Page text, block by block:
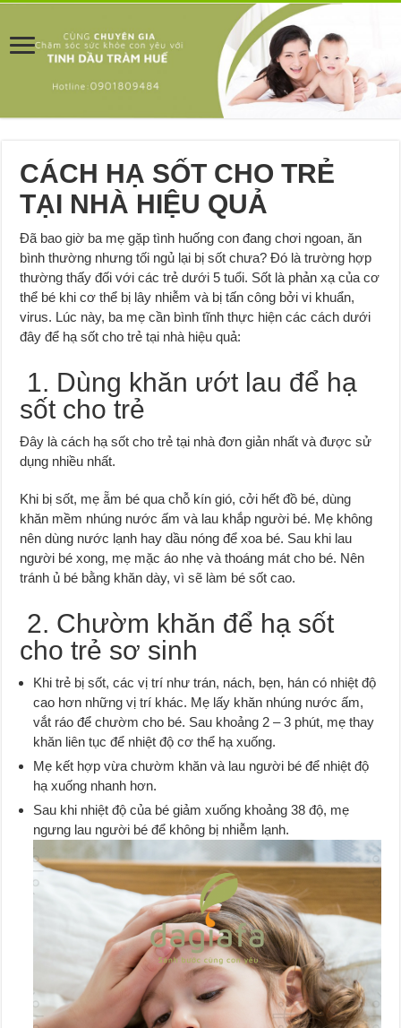
CÁCH HẠ SỐT CHO TRẺ
TẠI NHÀ HIỆU QUẢ
Đã bao giờ ba mẹ gặp tình huống con đang chơi ngoan, ăn
bình thường nhưng tối ngủ lại bị sốt chưa? Đó là trường hợp
thường thấy đối với các trẻ dưới 5 tuổi. Sốt là phản xạ của cơ
thể bé khi cơ thể bị lây nhiễm và bị tấn công bởi vi khuẩn,
virus. Lúc này, ba mẹ cần bình tĩnh thực hiện các cách dưới
đây để hạ sốt cho trẻ tại nhà hiệu quả:
1. Dùng khăn ướt lau để hạ
sốt cho trẻ
Đây là cách hạ sốt cho trẻ tại nhà đơn giản nhất và được sử
dụng nhiều nhất.
Khi bị sốt, mẹ ẵm bé qua chỗ kín gió, cởi hết đồ bé, dùng
khăn mềm nhúng nước ấm và lau khắp người bé. Mẹ không
nên dùng nước lạnh hay dầu nóng để xoa bé. Sau khi lau
người bé xong, mẹ mặc áo nhẹ và thoáng mát cho bé. Nên
tránh ủ bé bằng khăn dày, vì sẽ làm bé sốt cao.
2. Chườm khăn để hạ sốt
cho trẻ sơ sinh
Khi trẻ bị sốt, các vị trí như trán, nách, bẹn, hán có nhiệt độ
cao hơn những vị trí khác. Mẹ lấy khăn nhúng nước ấm,
vắt ráo để chườm cho bé. Sau khoảng 2 – 3 phút, mẹ thay
khăn liên tục để nhiệt độ cơ thể hạ xuống.
Mẹ kết hợp vừa chườm khăn và lau người bé để nhiệt độ
hạ xuống nhanh hơn.
Sau khi nhiệt độ của bé giảm xuống khoảng 38 độ, mẹ
ngưng lau người bé để không bị nhiễm lạnh.